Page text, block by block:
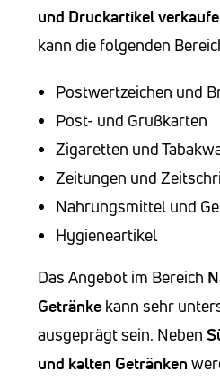
und Druckartikel
kann die folgenden
Postwertzeichen und
Post- und Grußkarten
Zigaretten und
Zeitungen und
Nahrungsmittel und
Hygieneartikel
Das Angebot im Bereich
Getränke kann sehr
ausgeprägt sein. Neben
und kalten Getränken